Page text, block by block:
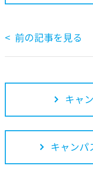
前の記事を見る
キャ
キャンパ